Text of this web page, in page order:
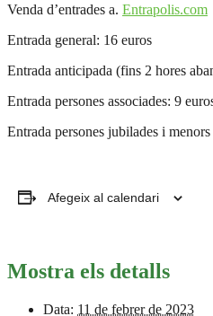
Venda d’entrades a. Entrapolis.com
Entrada general: 16 euros
Entrada anticipada (fins 2 hores
Entrada persones associades: 9
Entrada persones jubilades i
Afegeix al calendari
Mostra els detalls
Data: 11 de febrer de 2023